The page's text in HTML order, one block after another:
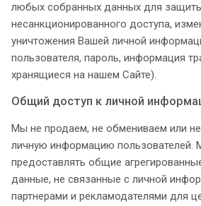
любых собранных данных для
несанкционированного доступа,
уничтожения Вашей личной
пользователя, пароль, информация
хранящиеся на нашем Сайте).
Общий доступ к личной
Мы не продаем, не обмениваем или
личную информацию
предоставлять общие
данные, не связанные с личной
партнерами и рекламодателями для